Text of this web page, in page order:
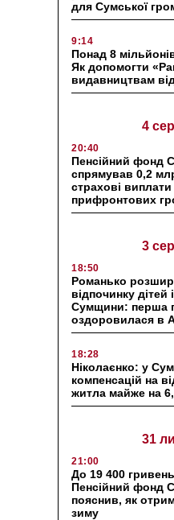
для Сумської
9:14
Понад 8
Як допомогти
видавництвам
4
20:40
Пенсійний фонд
спрямував 0,2
страхові
прифронтових
3
18:50
Романько
відпочинку
Сумщини: перша
оздоровилася в
18:28
Ніколаєнко: у
компенсацій на
житла майже на
31
21:00
До 19 400
Пенсійний фонд
пояснив, як
зиму